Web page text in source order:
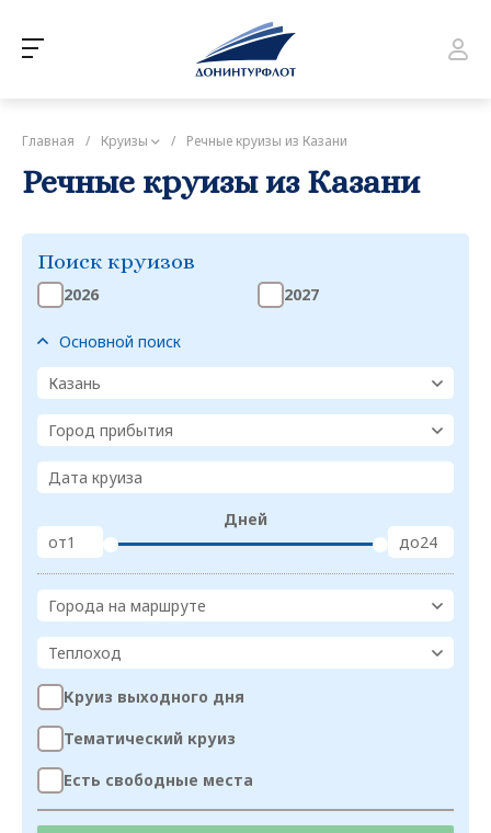
Главная / Круизы / Речные круизы из Казани
Речные круизы из Казани
Поиск круизов
2026 2027
Основной поиск
Казань
Город прибытия
Дата круиза
от
Дней
до
Города на маршруте
Теплоход
Круиз выходного дня
Тематический круиз
Есть свободные места